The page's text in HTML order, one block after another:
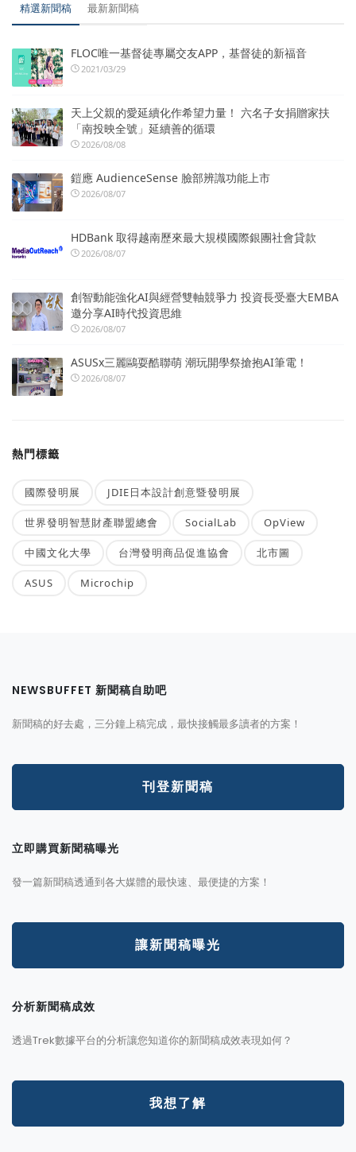
精選新聞稿 最新新聞稿
FLOC唯一基督徒專屬交友APP，基督徒的新福音
2021/03/29
天上父親的愛延續化作希望力量！ 六名子女捐贈家扶
「南投映全號」延續善的循環
2026/08/08
鎧應 AudienceSense 臉部辨識功能上市
2026/08/07
HDBank 取得越南歷來最大規模國際銀團社會貸款
2026/08/07
創智動能強化AI與經營雙軸競爭力 投資長受臺大EMBA
邀分享AI時代投資思維
2026/08/07
ASUSx三麗鷗耍酷聯萌 潮玩開學祭搶抱AI筆電！
2026/08/07
熱門標籤
國際發明展 JDIE日本設計創意暨發明展
世界發明智慧財產聯盟總會 SocialLab OpView
中國文化大學 台灣發明商品促進協會 北市圖
ASUS Microchip
NEWSBUFFET 新聞稿自助吧
新聞稿的好去處，三分鐘上稿完成，最快接觸最多讀者的方案！
刊登新聞稿
立即購買新聞稿曝光
發一篇新聞稿透通到各大媒體的最快速、最便捷的方案！
讓新聞稿曝光
分析新聞稿成效
透過Trek數據平台的分析讓您知道你的新聞稿成效表現如何？
我想了解